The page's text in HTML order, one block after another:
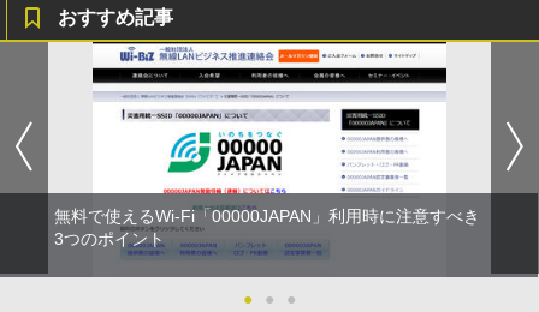
おすすめ記事
無料で使えるWi-Fi「00000JAPAN」利用時に注意すべき
3つのポイント
● ● ●